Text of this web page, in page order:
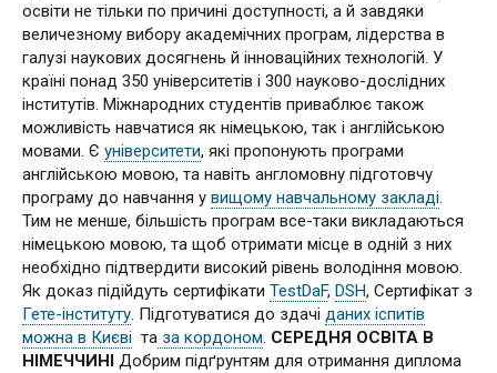
освіти не тільки по причині доступності, а й завдяки
величезному вибору академічних програм, лідерства в
галузі наукових досягнень й інноваційних технологій. У
країні понад 350 університетів і 300 науково-дослідних
інститутів. Міжнародних студентів приваблює також
можливість навчатися як німецькою, так і англійською
мовами. Є університети, які пропонують програми
англійською мовою, та навіть англомовну підготовчу
програму до навчання у вищому навчальному закладі.
Тим не менше, більшість програм все-таки викладаються
німецькою мовою, та щоб отримати місце в одній з них
необхідно підтвердити високий рівень володіння мовою.
Як доказ підійдуть сертифікати TestDaF, DSH, Сертифікат з
Гете-інституту. Підготуватися до здачі даних іспитів
можна в Києві та за кордоном. СЕРЕДНЯ ОСВІТА В
НІМЕЧЧИНІ Добрим підґрунтям для отримання диплома